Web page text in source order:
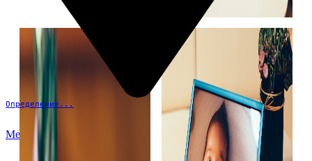
Определение...
Меню